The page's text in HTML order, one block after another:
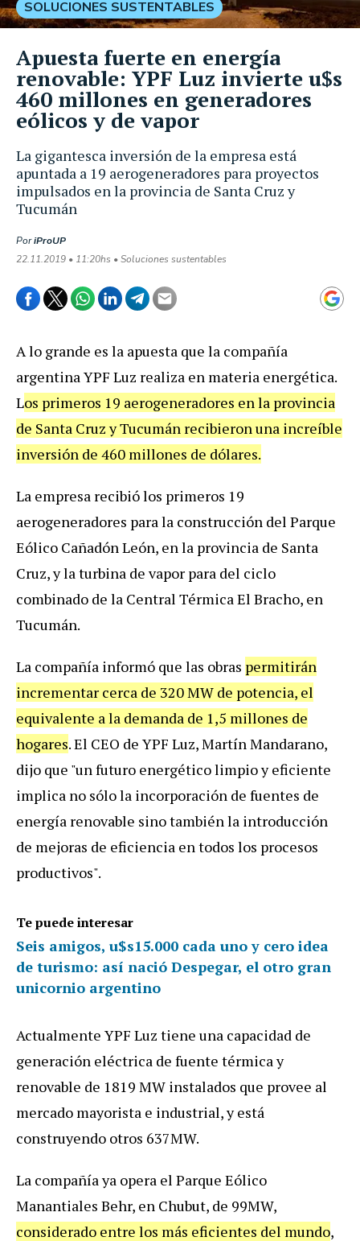
La gigantesca inversión de la empresa está
apuntada a 19 aerogeneradores para proyectos
impulsados en la provincia de Santa Cruz y
Tucumán
PoriProUP
22.11.2019 • 11:20hs • Soluciones sustentables
SOLUCIONES SUSTENTABLES
Apuesta fuerte en energía
renovable: YPF Luz invierte u$s
460 millones en generadores
eólicos y de vapor
A lo grande es la apuesta que la compañía
argentina YPF Luz realiza en materia energética.
Los primeros 19 aerogeneradores en la provincia
de Santa Cruz y Tucumán recibieron una increíble
inversión de 460 millones de dólares.
La empresa recibió los primeros 19
aerogeneradores para la construcción del Parque
Eólico Cañadón León, en la provincia de Santa
Cruz, y la turbina de vapor para del ciclo
combinado de la Central Térmica El Bracho, en
Tucumán.
La compañía informó que las obras permitirán
incrementar cerca de 320 MW de potencia, el
equivalente a la demanda de 1,5 millones de
hogares.El CEO de YPF Luz, Martín Mandarano,
dijo que "un futuro energético limpio y eficiente
implica no sólo la incorporación de fuentes de
energía renovable sino también la introducción
de mejoras de eficiencia en todos los procesos
productivos".
Te puede interesar
Seis amigos, u$s15.000 cada uno y cero idea
de turismo: así nació Despegar, el otro gran
unicornio argentino
Actualmente YPF Luz tiene una capacidad de
generación eléctrica de fuente térmica y
renovable de 1819 MW instalados que provee al
mercado mayorista e industrial, y está
construyendo otros 637MW.
La compañía ya opera el Parque Eólico
Manantiales Behr, en Chubut, de 99MW,
considerado entre los más eficientes del mundo,